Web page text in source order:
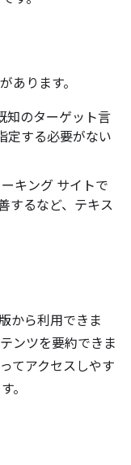
あります。
知のターゲット言
定する必要がない
キング サイトで
するなど、テキス
から利用できま
ンツを要約できま
てアクセスしやす
。